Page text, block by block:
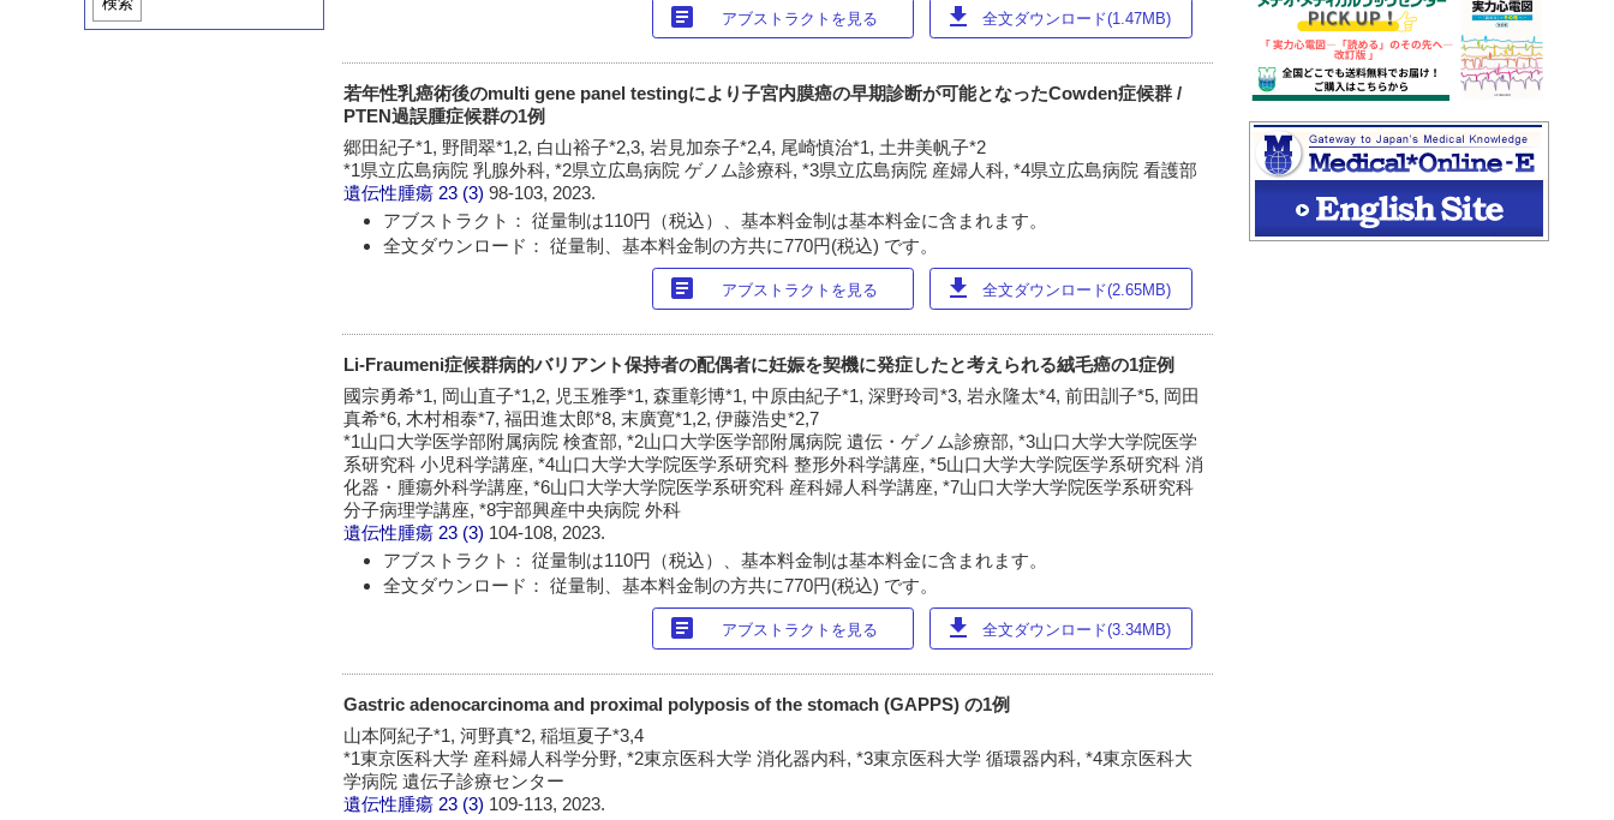
article アブストラクトを見る download 全文ダウンロード(1.47MB)
若年性乳癌術後のmulti gene panel testingにより子宮内膜癌の早期診断が可能となったCowden症候群 /
PTEN過誤腫症候群の1例
郷田紀子*1, 野間翠*1,2, 白山裕子*2,3, 岩見加奈子*2,4, 尾崎慎治*1, 土井美帆子*2
*1県立広島病院 乳腺外科, *2県立広島病院 ゲノム診療科, *3県立広島病院 産婦人科, *4県立広島病院 看護部
遺伝性腫瘍 23 (3)98-103, 2023.
アブストラクト： 従量制は110円（税込）、基本料金制は基本料金に含まれます。
全文ダウンロード： 従量制、基本料金制の方共に770円(税込) です。
article アブストラクトを見る download 全文ダウンロード(2.65MB)
Li-Fraumeni症候群病的バリアント保持者の配偶者に妊娠を契機に発症したと考えられる絨毛癌の1症例
國宗勇希*1, 岡山直子*1,2, 児玉雅季*1, 森重彰博*1, 中原由紀子*1, 深野玲司*3, 岩永隆太*4, 前田訓子*5, 岡田
真希*6, 木村相泰*7, 福田進太郎*8, 末廣寛*1,2, 伊藤浩史*2,7
*1山口大学医学部附属病院 検査部, *2山口大学医学部附属病院 遺伝・ゲノム診療部, *3山口大学大学院医学
系研究科 小児科学講座, *4山口大学大学院医学系研究科 整形外科学講座, *5山口大学大学院医学系研究科 消
化器・腫瘍外科学講座, *6山口大学大学院医学系研究科 産科婦人科学講座, *7山口大学大学院医学系研究科
分子病理学講座, *8宇部興産中央病院 外科
遺伝性腫瘍 23 (3) 104-108, 2023.
アブストラクト： 従量制は110円（税込）、基本料金制は基本料金に含まれます。
全文ダウンロード： 従量制、基本料金制の方共に770円(税込) です。
article アブストラクトを見る download 全文ダウンロード(3.34MB)
Gastric adenocarcinoma and proximal polyposis of the stomach (GAPPS) の1例
山本阿紀子*1, 河野真*2, 稲垣夏子*3,4
*1東京医科大学 産科婦人科学分野, *2東京医科大学 消化器内科, *3東京医科大学 循環器内科, *4東京医科大
学病院 遺伝子診療センター
遺伝性腫瘍 23 (3) 109-113, 2023.